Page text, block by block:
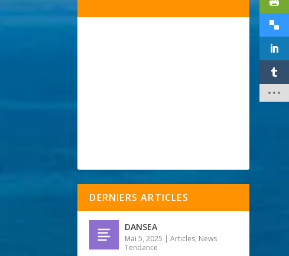
DERNIERS ARTICLES
DANSEA
Mai 5, 2025 |Articles, News
Tendance